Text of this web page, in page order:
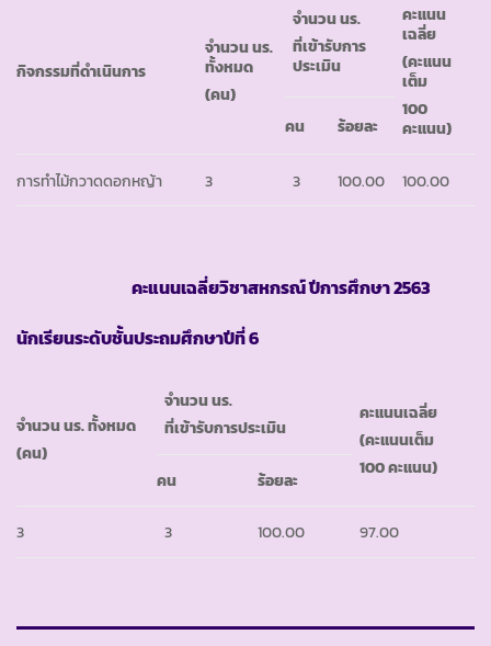
กิจกรรมที่ดำเนินการ
จำนวน นร.
ทั้งหมด
(คน)
จำนวน นร.
ที่เข้ารับการ
ประเมิน
คะแนน
เฉลี่ย
(คะแนน
เต็ม
100
คะแนน)
คน ร้อยละ
การทำไม้กวาดดอกหญ้า 3 3 100.00 100.00
คะแนนเฉลี่ยวิชาสหกรณ์ ปีการศึกษา2563
นักเรียนระดับชั้นประถมศึกษาปีที่ 6
จำนวน นร. ทั้งหมด
(คน)
จำนวน นร.
ที่เข้ารับการประเมิน
คะแนนเฉลี่ย
(คะแนนเต็ม
100 คะแนน)
คน ร้อยละ
3 3 100.00 97.00